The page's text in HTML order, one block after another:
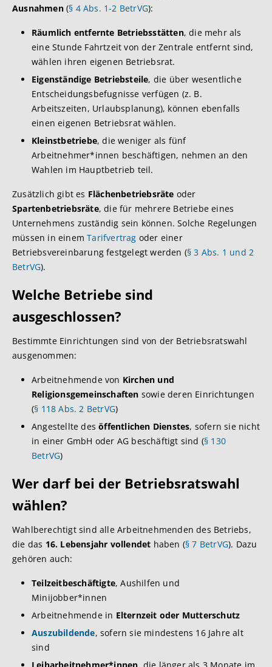
Ausnahmen (§ 4 Abs. 1-2 BetrVG):
Räumlich entfernte Betriebsstätten, die mehr als
eine Stunde Fahrtzeit von der Zentrale entfernt sind,
wählen ihren eigenen Betriebsrat.
Eigenständige Betriebsteile, die über wesentliche
Entscheidungsbefugnisse verfügen (z. B.
Arbeitszeiten, Urlaubsplanung), können ebenfalls
einen eigenen Betriebsrat wählen.
Kleinstbetriebe, die weniger als fünf
Arbeitnehmer*innen beschäftigen, nehmen an den
Wahlen im Hauptbetrieb teil.
Zusätzlich gibt es Flächenbetriebsräte oder
Spartenbetriebsräte, die für mehrere Betriebe eines
Unternehmens zuständig sein können. Solche Regelungen
müssen in einemTarifvertrag oder einer
Betriebsvereinbarung festgelegt werden (§ 3 Abs. 1 und 2
BetrVG).
Welche Betriebe sind
ausgeschlossen?
Bestimmte Einrichtungen sind von der Betriebsratswahl
ausgenommen:
Arbeitnehmende von Kirchen und
Religionsgemeinschaften sowie deren Einrichtungen
(§ 118 Abs. 2 BetrVG)
Angestellte desöffentlichen Dienstes, sofern sie nicht
in einer GmbH oder AG beschäftigt sind (§ 130
BetrVG)
Wer darf bei der Betriebsratswahl
wählen?
Wahlberechtigt sind alle Arbeitnehmenden des Betriebs,
die das 16. Lebensjahr vollendet haben (§ 7 BetrVG). Dazu
gehören auch:
Teilzeitbeschäftigte, Aushilfen und
Minijobber*innen
Arbeitnehmende in Elternzeit oder Mutterschutz
Auszubildende, sofern sie mindestens 16 Jahre alt
sind